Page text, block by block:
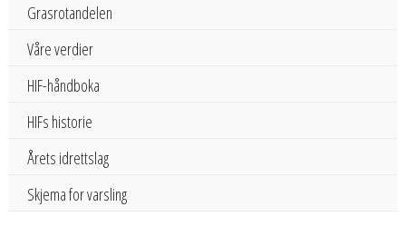
Grasrotandelen
Våre verdier
HIF-håndboka
HIFs historie
Årets idrettslag
Skjema for varsling